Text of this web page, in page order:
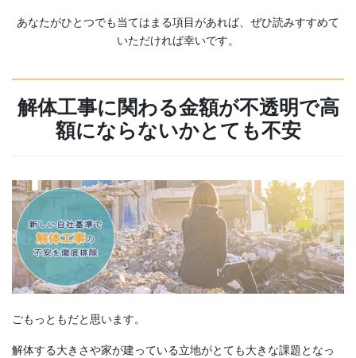
あなたがひとつでも当てはまる項目があれば、ぜひ読みすすめて
いただければ幸いです。
解体工事に関わる金額が不透明で高
額にならないかとても不安
ごもっともだと思います。
解体する大きさや家が建っている立地がとても大きな課題となっ